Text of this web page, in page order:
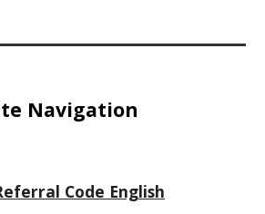
Navigation
Code English